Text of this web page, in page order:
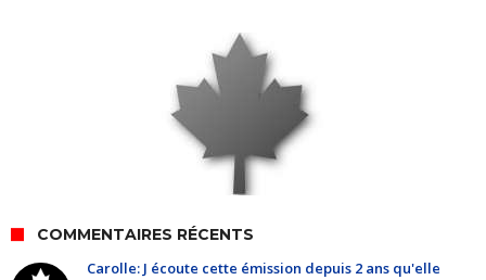
COMMENTAIRES RÉCENTS
Carolle: J écoute cette émission depuis 2 ans qu'elle